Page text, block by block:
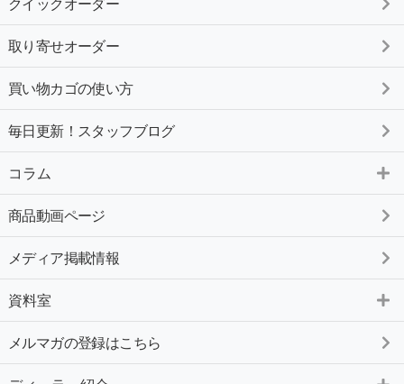
クイックオーダー
取り寄せオーダー
買い物カゴの使い方
毎日更新！スタッフブログ
コラム
商品動画ページ
メディア掲載情報
資料室
メルマガの登録はこちら